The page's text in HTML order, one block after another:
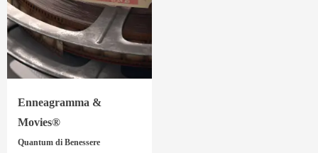
Enneagramma &
Movies®
Quantum di Benessere